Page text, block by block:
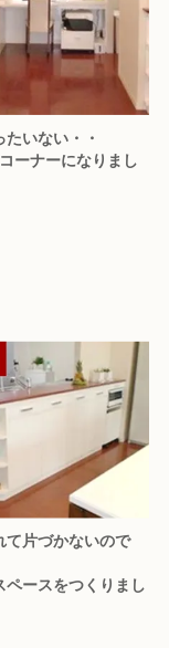
たいない・・
ーナーになりまし
て片づかないので
ペースをつくりまし